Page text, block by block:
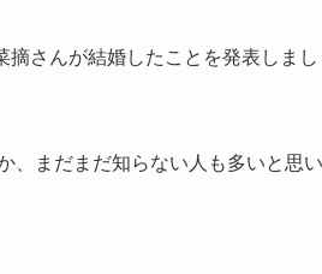
さんが結婚したことを発表しまし
、まだまだ知らない人も多いと思い